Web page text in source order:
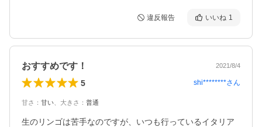
違反報告 いいね 1
おすすめです！ 2021/8/4
5 shi********さん
甘さ ： 甘い 大きさ ： 普通
生のリンゴは苦手なのですが、いつも行っているイタリア